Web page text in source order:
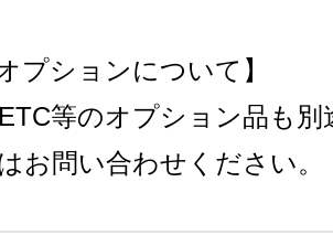
プションについて】
等のオプション品も
お問い合わせください。